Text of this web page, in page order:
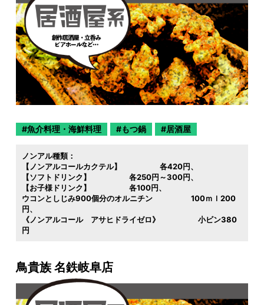
魚介料理・海鮮料理 もつ鍋 居酒屋
ノンアル種類：
【ノンアルコールカクテル】 各420円
【ソフトドリンク】 各250円～300円
【お子様ドリンク】 各100円
ウコンとしじみ900個分のオルニチン 100ｍｌ200
円
《ノンアルコール アサヒドライゼロ》 小ビン380
円
鳥貴族 名鉄岐阜店